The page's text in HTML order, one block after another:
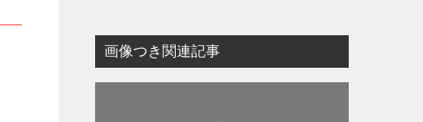
画像つき関連記事